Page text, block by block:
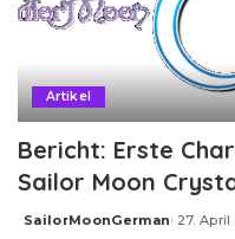
Artikel
Bericht: Erste
Sailor Moon
Posted
SailorMoonGerman 27. April